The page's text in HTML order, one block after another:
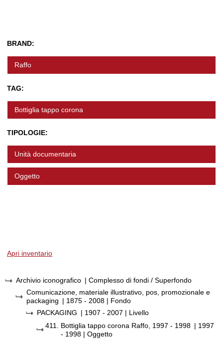
BRAND:
Raffo
TAG:
Bottiglia tappo corona
TIPOLOGIE:
Unità documentaria
Oggetto
Apri inventario
Archivio iconografico | Complesso di fondi / Superfondo
Comunicazione, materiale illustrativo, pos, promozionale e
packaging | 1875 - 2008 | Fondo
PACKAGING | 1907 - 2007 | Livello
411. Bottiglia tappo corona Raffo, 1997 - 1998 | 1997
- 1998 | Oggetto